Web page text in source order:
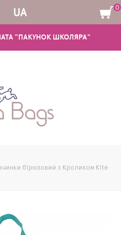
"ПАКУНОК ШКОЛЯРА"
UA 0
бірюзовий з Кроликом Kite